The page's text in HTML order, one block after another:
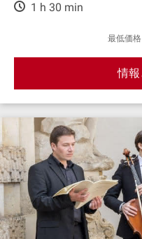
1 h 30 min
最低価格
情報